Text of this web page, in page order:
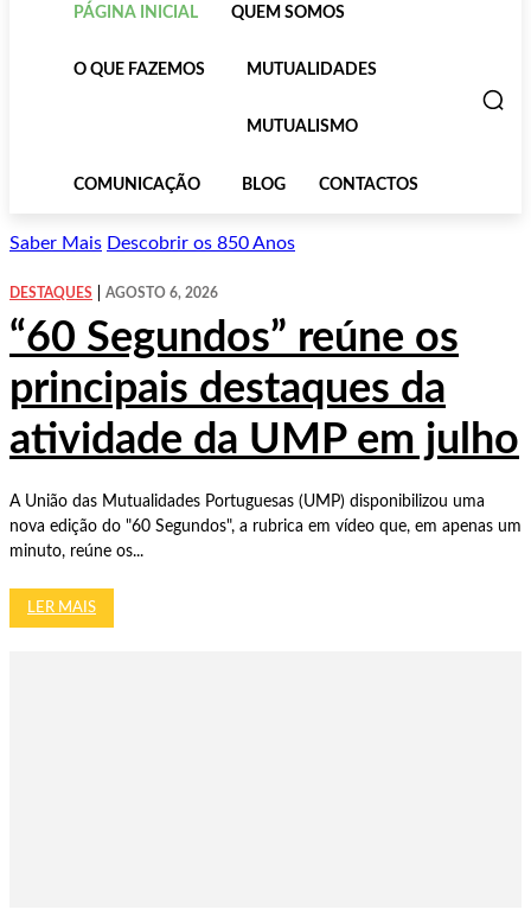
PÁGINA INICIAL QUEM SOMOS
O QUE FAZEMOS MUTUALIDADES
MUTUALISMO
COMUNICAÇÃO BLOG CONTACTOS
Saber Mais Descobrir os 850 Anos
DESTAQUES AGOSTO 6, 2026
“60 Segundos” reúne os
principais destaques da
atividade da UMP em julho
A União das Mutualidades Portuguesas (UMP) disponibilizou uma
nova edição do "60 Segundos", a rubrica em vídeo que, em apenas um
minuto, reúne os...
LER MAIS